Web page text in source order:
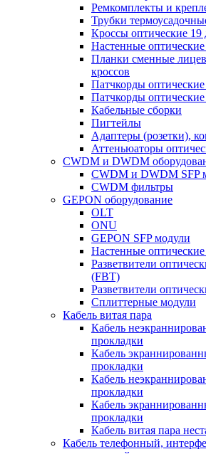
Ремкомплекты и
Трубки
Кроссы оптические
Настенные
Планки сменные
кроссов
Патчкорды
Патчкорды
Кабельные сборки
Пигтейлы
Адаптеры (розетки),
Аттеньюаторы
CWDM и DWDM
CWDM и DWDM SFP
CWDM фильтры
GEPON оборудование
OLT
ONU
GEPON SFP модули
Настенные
Разветвители
(FBT)
Разветвители
Сплиттерные модули
Кабель витая пара
Кабель
прокладки
Кабель
прокладки
Кабель
прокладки
Кабель
прокладки
Кабель витая пара
Кабель телефонный,